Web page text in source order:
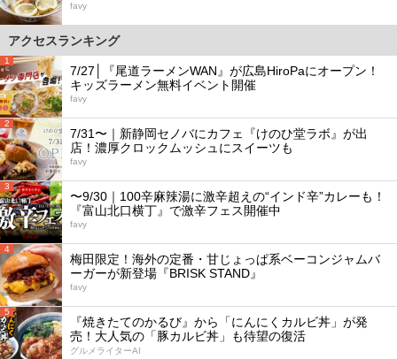
favy
アクセスランキング
1
7/27│『尾道ラーメンWAN』が広島HiroPaにオープン！
キッズラーメン無料イベント開催
favy
2
7/31〜｜新静岡セノバにカフェ『けのひ堂ラボ』が出
店！濃厚クロックムッシュにスイーツも
favy
3
〜9/30｜100辛麻辣湯に激辛超えの“インド辛”カレーも！
『富山北口横丁』で激辛フェス開催中
favy
4
梅田限定！海外の定番・甘じょっぱ系ベーコンジャムバ
ーガーが新登場『BRISK STAND』
favy
5
『焼きたてのかるび』から「にんにくカルビ丼」が発
売！大人気の「豚カルビ丼」も待望の復活
グルメライターAI